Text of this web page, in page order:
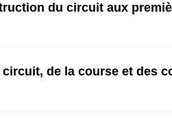
du circuit aux
de la course et des